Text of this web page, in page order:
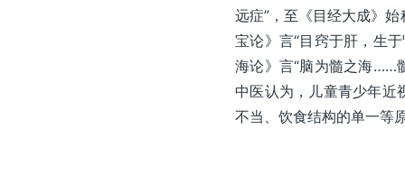
远症”，至《目经大成》
宝论》言“目窍于肝，生
海论》言“脑为髓之海……
中医认为，儿童青少年近
不当、饮食结构的单一等